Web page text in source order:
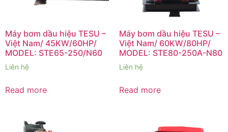
Máy bơm dầu hiệu TESU –
Việt Nam/ 45KW/60HP/
MODEL: STE65-250/N60
Liên hệ
Read more
Máy bơm dầu hiệu TESU –
Việt Nam/ 60KW/80HP/
MODEL: STE80-250A-N80
Liên hệ
Read more